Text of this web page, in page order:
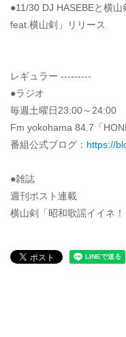
●11/30 DJ HASEBEと横
feat.横山剣」リリース
レギュラー ---------
●ラジオ
毎週土曜日23:00～24:00
Fm yokohama 84.7「
番組公式ブログ： https://
●雑誌
週刊ポスト連載
横山剣「昭和歌謡イイネ！